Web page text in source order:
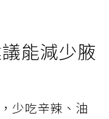
能減少腋
少吃辛辣、油